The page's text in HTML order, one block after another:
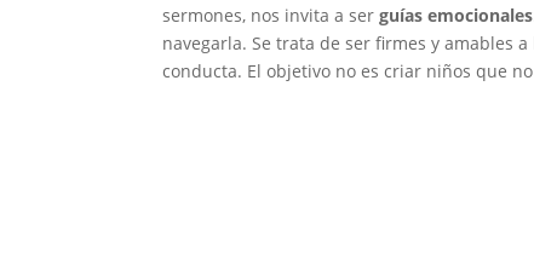
sermones, nos invita a ser guías emocionales
navegarla. Se trata de ser firmes y amables
conducta. El objetivo no es criar niños que